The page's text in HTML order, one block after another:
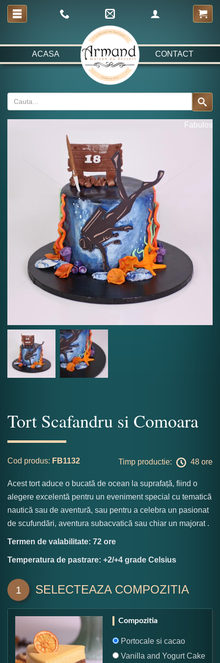
ACASA CONTACT
Fabulos
Tort Scafandru si Comoara
Cod produs: FB1132 Timp productie: 48 ore
Acest tort aduce o bucată de ocean la suprafață, fiind o
alegere excelentă pentru un eveniment special cu tematică
nautică sau de aventură, sau pentru a celebra un pasionat
de scufundări, aventura subacvatică sau chiar un majorat .
Termen de valabilitate: 72 ore
Temperatura de pastrare: +2/+4 grade Celsius
1 SELECTEAZA COMPOZITIA
Compozitia
Portocale si cacao
Vanilla and Yogurt Cake